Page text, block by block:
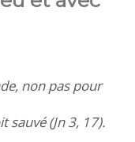
non pas pour
sauvé (Jn 3, 17).